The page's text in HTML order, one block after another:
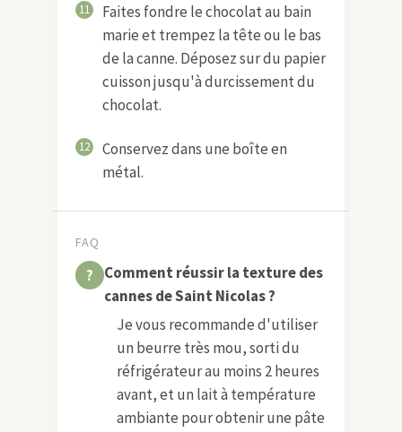
11
Faites fondre le chocolat au bain
marie et trempez la tête ou le bas
de la canne. Déposez sur du papier
cuisson jusqu'à durcissement du
chocolat.
12
Conservez dans une boîte en
métal.
FAQ
Comment réussir la texture des
cannes de Saint Nicolas ?
Je vous recommande d'utiliser
un beurre très mou, sorti du
réfrigérateur au moins 2 heures
avant, et un lait à température
ambiante pour obtenir une pâte